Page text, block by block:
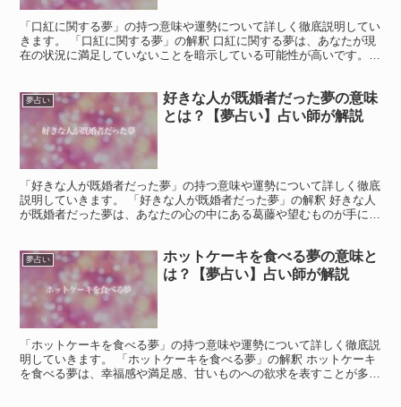
「口紅に関する夢」の持つ意味や運勢について詳しく徹底説明してい
きます。 「口紅に関する夢」の解釈 口紅に関する夢は、あなたが現
在の状況に満足していないことを暗示している可能性が高いです。
夢占い
好きな人が既婚者だった夢の意味
とは？【夢占い】占い師が解説
「好きな人が既婚者だった夢」の持つ意味や運勢について詳しく徹底
説明していきます。 「好きな人が既婚者だった夢」の解釈 好きな人
が既婚者だった夢は、あなたの心の中にある葛藤や望むものが手に入
夢占い
ホットケーキを食べる夢の意味と
は？【夢占い】占い師が解説
「ホットケーキを食べる夢」の持つ意味や運勢について詳しく徹底説
明していきます。 「ホットケーキを食べる夢」の解釈 ホットケーキ
を食べる夢は、幸福感や満足感、甘いものへの欲求を表すことが多い